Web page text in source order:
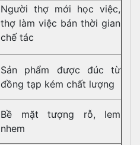
Người thợ mới học việc,
thợ làm việc bán thời gian
chế tác
Sản phẩm được đúc từ
đồng tạp kém chất lượng
Bề mặt tượng rỗ, lem
nhem